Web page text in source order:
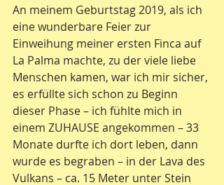
An meinem Geburtstag 2019, als ich
eine wunderbare Feier zur
Einweihung meiner ersten Finca auf
La Palma machte, zu der viele liebe
Menschen kamen, war ich mir sicher,
es erfüllte sich schon zu Beginn
dieser Phase – ich fühlte mich in
einem ZUHAUSE angekommen – 33
Monate durfte ich dort leben, dann
wurde es begraben – in der Lava des
Vulkans – ca. 15 Meter unter Stein